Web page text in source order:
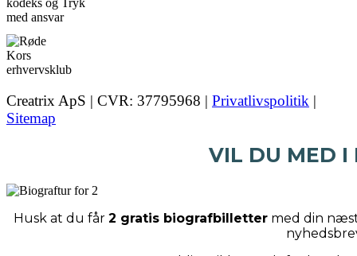
Creatrix ApS | CVR: 37795968 | Privatlivspolitik |
Sitemap
VIL DU MED I
Husk at du får 2 gratis biografbillettermed din